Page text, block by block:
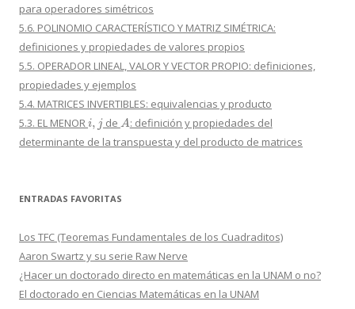
para operadores simétricos
5.6. POLINOMIO CARACTERÍSTICO Y MATRIZ SIMÉTRICA:
definiciones y propiedades de valores propios
5.5. OPERADOR LINEAL, VALOR Y VECTOR PROPIO: definiciones,
propiedades y ejemplos
5.4. MATRICES INVERTIBLES: equivalencias y producto
5.3. EL MENORi,j de A: definición y propiedades del
determinante de la transpuesta y del producto de matrices
ENTRADAS FAVORITAS
Los TFC (Teoremas Fundamentales de los Cuadraditos)
Aaron Swartz y su serie Raw Nerve
¿Hacer un doctorado directo en matemáticas en la UNAM o no?
El doctorado en Ciencias Matemáticas en la UNAM